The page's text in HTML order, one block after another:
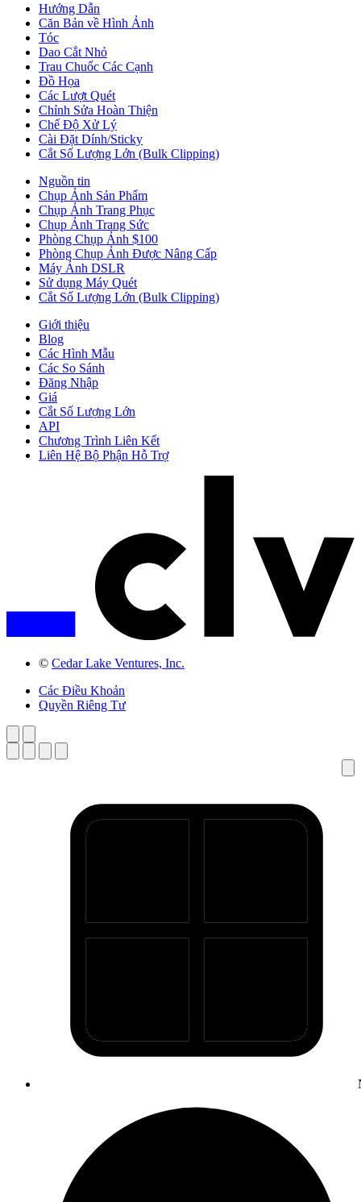
Hướng Dẫn
Căn Bản về Hình Ảnh
Tóc
Dao Cắt Nhỏ
Trau Chuốc Các Cạnh
Đồ Họa
Các Lượt Quét
Chỉnh Sửa Hoàn Thiện
Chế Độ Xử Lý
Cài Đặt Dính/Sticky
Cắt Số Lượng Lớn (Bulk Clipping)
Nguồn tin
Chụp Ảnh Sản Phẩm
Chụp Ảnh Trang Phục
Chụp Ảnh Trang Sức
Phòng Chụp Ảnh $100
Phòng Chụp Ảnh Được Nâng Cấp
Máy Ảnh DSLR
Sử dụng Máy Quét
Cắt Số Lượng Lớn (Bulk Clipping)
Giới thiệu
Blog
Các Hình Mẫu
Các So Sánh
Đăng Nhập
Giá
Cắt Số Lượng Lớn
API
Chương Trình Liên Kết
Liên Hệ Bộ Phận Hỗ Trợ
© Cedar Lake Ventures, Inc.
Các Điều Khoản
Quyền Riêng Tư